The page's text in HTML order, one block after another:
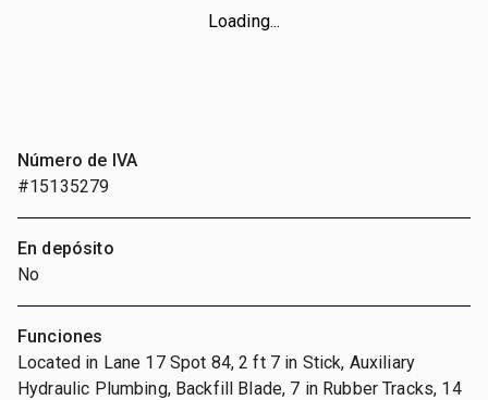
Loading...
Número de IVA
#15135279
En depósito
No
Funciones
Located in Lane 17 Spot 84, 2 ft 7 in Stick, Auxiliary
Hydraulic Plumbing, Backfill Blade, 7 in Rubber Tracks, 14